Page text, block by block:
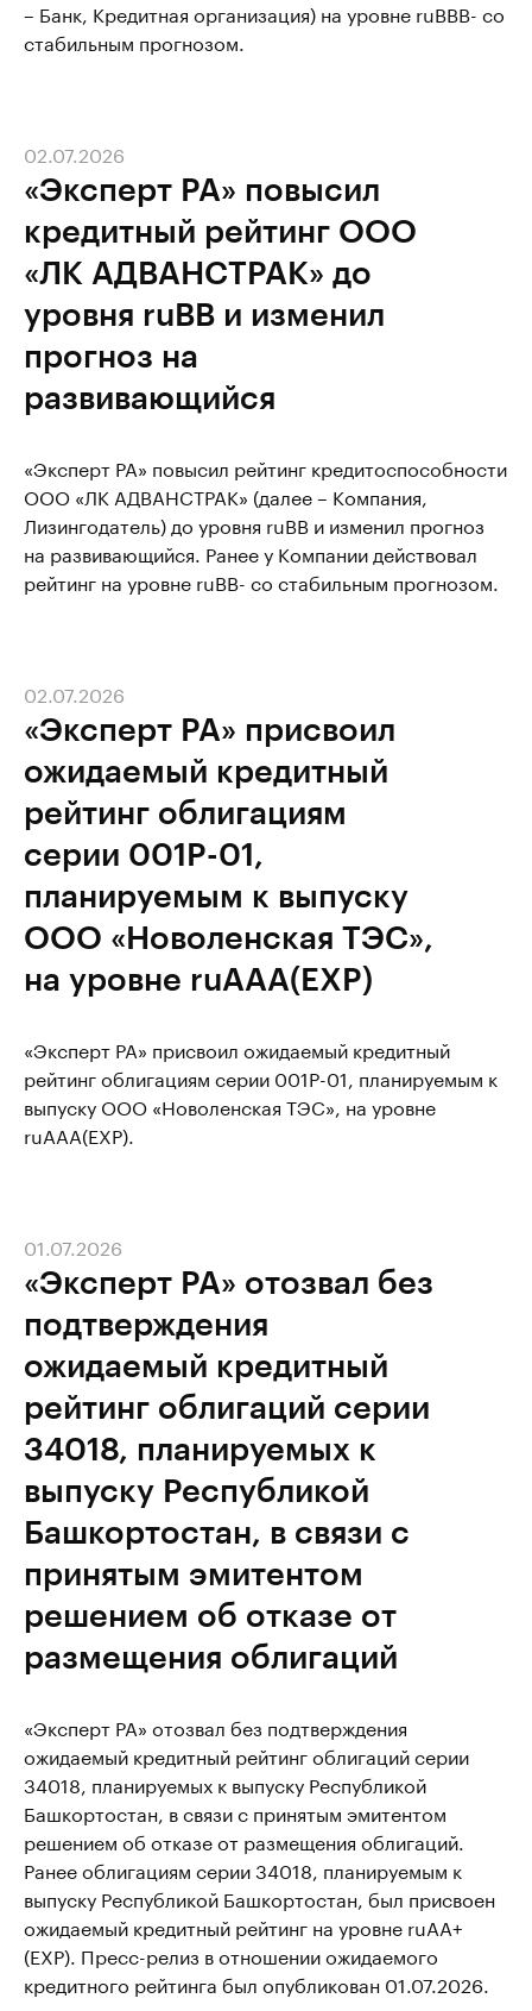
– Банк, Кредитная организация) на уровне ruВВВ- со
стабильным прогнозом.
«Эксперт РА» повысил
кредитный рейтинг ООО
«ЛК АДВАНСТРАК» до
уровня ruВВ и изменил
прогноз на
развивающийся
02.07.2026
«Эксперт РА» повысил рейтинг кредитоспособности
ООО «ЛК АДВАНСТРАК» (далее – Компания,
Лизингодатель) до уровня ruВВ и изменил прогноз
на развивающийся. Ранее у Компании действовал
рейтинг на уровне ruВВ- со стабильным прогнозом.
«Эксперт РА» присвоил
ожидаемый кредитный
рейтинг облигациям
серии 001P-01,
планируемым к выпуску
ООО «Новоленская ТЭС»,
на уровне ruAAA(EXP)
02.07.2026
«Эксперт РА» присвоил ожидаемый кредитный
рейтинг облигациям серии 001P-01, планируемым к
выпуску ООО «Новоленская ТЭС», на уровне
ruAAA(EXP).
«Эксперт РА» отозвал без
подтверждения
ожидаемый кредитный
рейтинг облигаций серии
34018, планируемых к
выпуску Республикой
Башкортостан, в связи с
принятым эмитентом
решением об отказе от
размещения облигаций
01.07.2026
«Эксперт РА» отозвал без подтверждения
ожидаемый кредитный рейтинг облигаций серии
34018, планируемых к выпуску Республикой
Башкортостан, в связи с принятым эмитентом
решением об отказе от размещения облигаций.
Ранее облигациям серии 34018, планируемым к
выпуску Республикой Башкортостан, был присвоен
ожидаемый кредитный рейтинг на уровне ruАA+
(EXP). Пресс-релиз в отношении ожидаемого
кредитного рейтинга был опубликован 01.07.2026.